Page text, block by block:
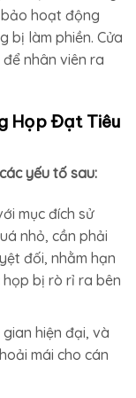
hoạt động
bị làm phiền. Cửa
nhân viên ra
Họp Đạt Tiêu
yếu tố sau:
mục đích sử
nhỏ, cần phải
đối, nhằm hạn
bị rò rỉ ra bên
hiện đại, và
mái cho cán